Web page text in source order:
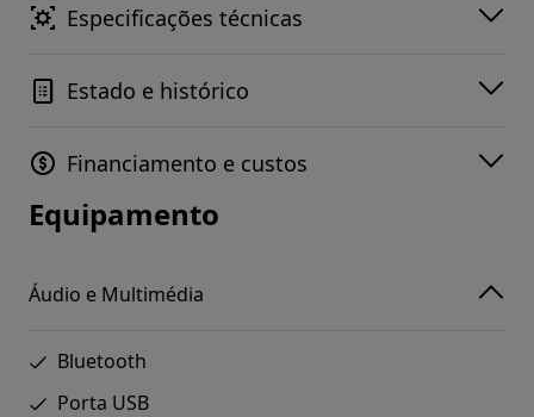
Especificações técnicas
Estado e histórico
Financiamento e custos
Equipamento
Áudio e Multimédia
Bluetooth
Porta USB